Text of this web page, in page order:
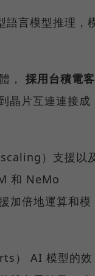
語言模型推理，
， 採用台積電客
晶片互連連接成
）支援以
和 NeMo
加倍地運算和模
） AI 模型的效